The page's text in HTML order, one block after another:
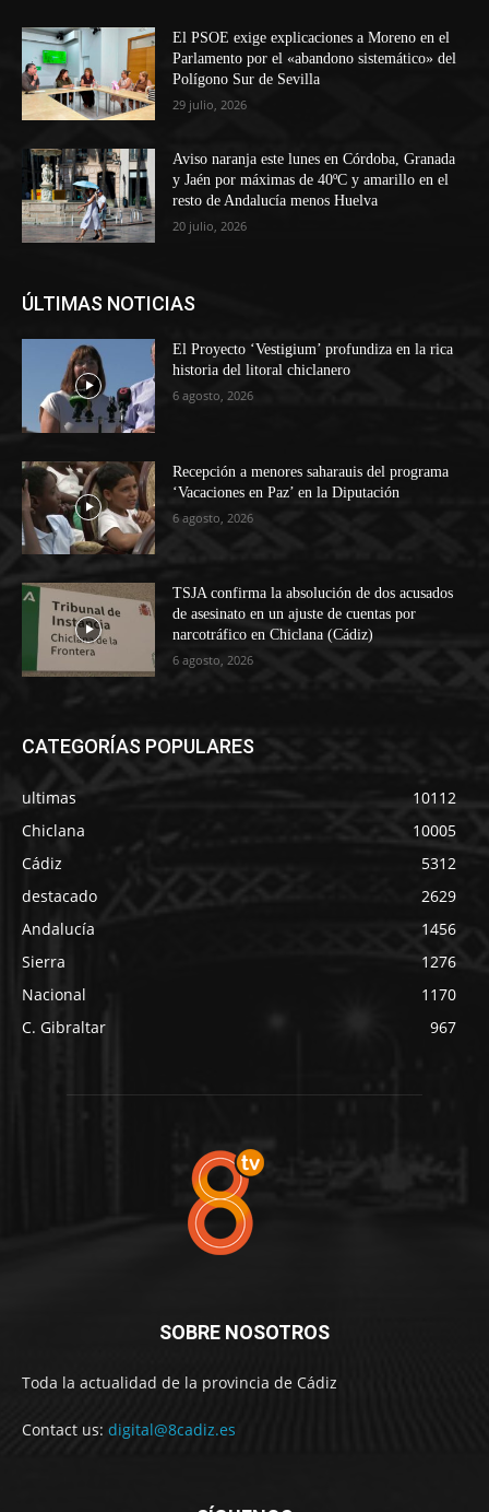
El PSOE exige explicaciones a Moreno en el
Parlamento por el «abandono sistemático» del
Polígono Sur de Sevilla
29 julio, 2026
Aviso naranja este lunes en Córdoba, Granada
y Jaén por máximas de 40ºC y amarillo en el
resto de Andalucía menos Huelva
20 julio, 2026
ÚLTIMAS NOTICIAS
El Proyecto ‘Vestigium’ profundiza en la rica
historia del litoral chiclanero
6 agosto, 2026
Recepción a menores saharauis del programa
‘Vacaciones en Paz’ en la Diputación
6 agosto, 2026
TSJA confirma la absolución de dos acusados
de asesinato en un ajuste de cuentas por
narcotráfico en Chiclana (Cádiz)
6 agosto, 2026
CATEGORÍAS POPULARES
ultimas
10112
Chiclana
10005
Cádiz
5312
destacado
2629
Andalucía
1456
Sierra
1276
Nacional
1170
C. Gibraltar
967
SOBRE NOSOTROS
Toda la actualidad de la provincia de Cádiz
Contact us: digital@8cadiz.es